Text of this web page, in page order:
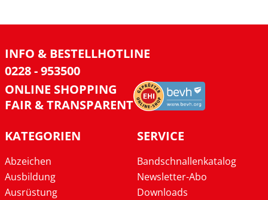
INFO & BESTELLHOTLINE
0228 - 953500
ONLINE SHOPPING
FAIR & TRANSPARENT
KATEGORIEN
Abzeichen
Ausbildung
Ausrüstung
SERVICE
Bandschnallenkatalog
Newsletter-Abo
Downloads